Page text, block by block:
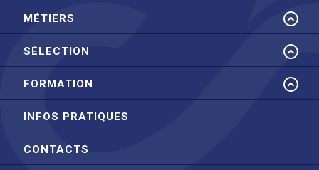
MÉTIERS
SÉLECTION
FORMATION
INFOS PRATIQUES
CONTACTS